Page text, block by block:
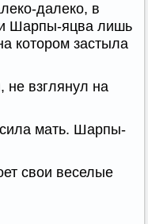
далеко, в
Шарпы-яцва лишь
котором застыла
взглянул на
мать. Шарпы-
свои веселые